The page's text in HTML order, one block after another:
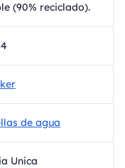
(90% reciclado).
de agua
Unica